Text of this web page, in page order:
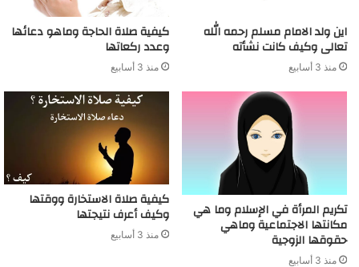
اين ولد الامام مسلم رحمه الله
تعالى وكيف كانت نشأته
منذ 3 أسابيع
كيفية صلاة الحاجة وماهو دعائها
وعدد ركعاتها
منذ 3 أسابيع
تكريم المرأة في الإسلام وما هي
مكانتها الاجتماعية وماهي
حقوقها الزوجية
منذ 3 أسابيع
كيفية صلاة الاستخارة ووقتها
وكيف أعرف نتيجتها
منذ 3 أسابيع